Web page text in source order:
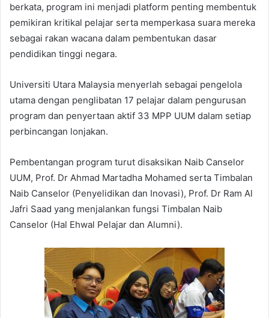
berkata, program ini menjadi platform penting membentuk
pemikiran kritikal pelajar serta memperkasa suara mereka
sebagai rakan wacana dalam pembentukan dasar
pendidikan tinggi negara.
Universiti Utara Malaysia menyerlah sebagai pengelola
utama dengan penglibatan 17 pelajar dalam pengurusan
program dan penyertaan aktif 33 MPP UUM dalam setiap
perbincangan lonjakan.
Pembentangan program turut disaksikan Naib Canselor
UUM, Prof. Dr Ahmad Martadha Mohamed serta Timbalan
Naib Canselor (Penyelidikan dan Inovasi), Prof. Dr Ram Al
Jafri Saad yang menjalankan fungsi Timbalan Naib
Canselor (Hal Ehwal Pelajar dan Alumni).